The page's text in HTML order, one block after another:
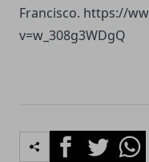
Francisco. https://
v=w_308g3WDgQ
FacebookTwitter